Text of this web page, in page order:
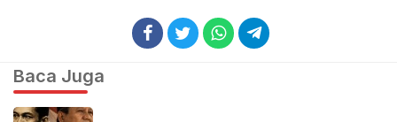
Baca Juga